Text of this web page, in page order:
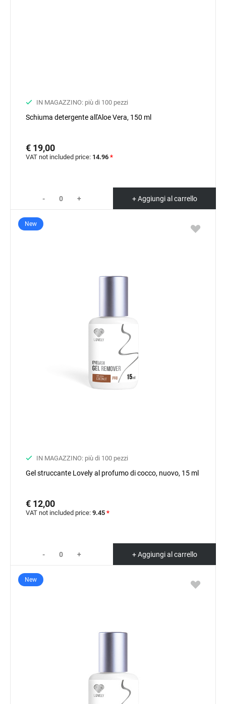
IN MAGAZZINO: più di 100 pezzi
Schiuma detergente all'Aloe Vera, 150 ml
€ 19,00
VAT not included price: 14.96 *
- + + Aggiungi al carrello
New
IN MAGAZZINO: più di 100 pezzi
Gel struccante Lovely al profumo di cocco, nuovo, 15 ml
€ 12,00
VAT not included price: 9.45 *
- + + Aggiungi al carrello
New